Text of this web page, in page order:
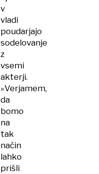
v
vladi
poudarjajo
sodelovanje
z
vsemi
akterji.
»Verjamem,
da
bomo
na
tak
način
lahko
prišli